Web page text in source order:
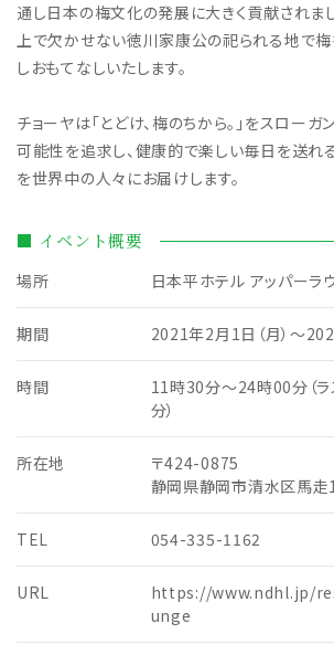
通し日本の梅文化の発展に大きく貢献されま
上で欠かせない徳川家康公の祀られる地で
しおもてなしいたします。
チョーヤは「とどけ、梅のちから。」をスローガ
可能性を追求し、健康的で楽しい毎日を送れ
を世界中の人々にお届けします。
■ イベント概要
場所 日本平ホテル アッパーラ
期間 2021年2月1日（月）～
時間
11時30分～24時00分（
分）
所在地
〒424-0875
静岡県静岡市清水区馬
TEL 054-335-1162
URL
https://www.ndhl.jp/
unge